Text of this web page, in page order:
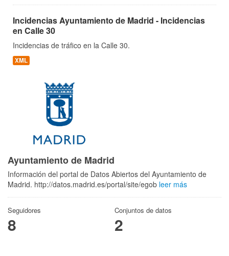
Incidencias Ayuntamiento de Madrid - Incidencias
en Calle 30
Incidencias de tráfico en la Calle 30.
XML
Ayuntamiento de Madrid
Información del portal de Datos Abiertos del Ayuntamiento de
Madrid. http://datos.madrid.es/portal/site/egob leer más
Seguidores
8
Conjuntos de datos
2